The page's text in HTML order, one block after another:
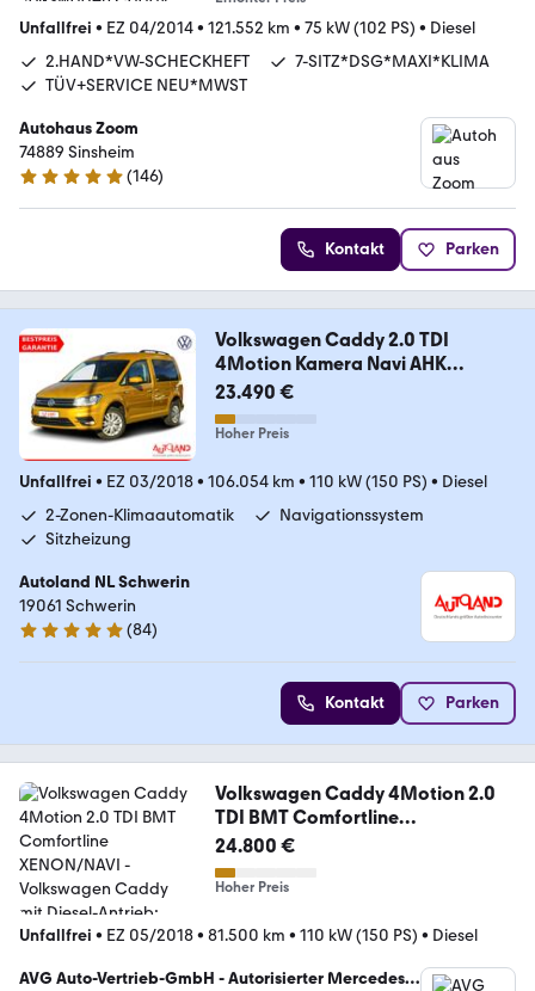
Unfallfrei • EZ 04/2014• 121.552 km • 75 kW (102 PS) • Diesel
2.HAND*VW-SCHECKHEFT
7-SITZ*DSG*MAXI*KLIMA
TÜV+SERVICE NEU*MWST
Autohaus Zoom
74889 Sinsheim
4.9 Sterne
(146)
Kontakt Parken
Volkswagen Caddy 2.0 TDI
4Motion Kamera Navi AHK
Tempomat
23.490 €
Hoher Preis
Unfallfrei • EZ 03/2018• 106.054 km • 110 kW (150 PS) • Diesel
2-Zonen-Klimaautomatik
Navigationssystem
Sitzheizung
Autoland NL Schwerin
19061 Schwerin
4.9 Sterne
(84)
Kontakt Parken
Volkswagen Caddy 4Motion 2.0
TDI BMT Comfortline
XENON/NAVI
24.800 €
Hoher Preis
Unfallfrei • EZ 05/2018• 81.500 km • 110 kW (150 PS) • Diesel
AVG Auto-Vertrieb-GmbH - Autorisierter Mercedes-